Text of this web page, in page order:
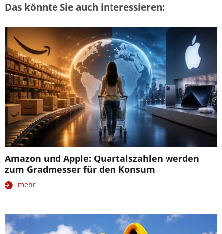
Das könnte Sie auch interessieren:
Amazon und Apple: Quartalszahlen werden
zum Gradmesser für den Konsum
mehr